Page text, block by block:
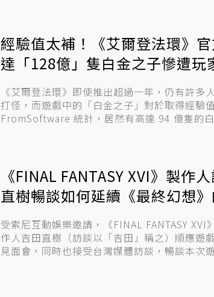
經驗值太補！《艾爾登法環》
達「128億」隻白金之子慘遭玩
《艾爾登法環》即使推出超過一年，仍有許多
打怪，而遊戲中的「白金之子」對於取得經驗
FromSoftware 統計，居然有高達 94 億隻的
《FINAL FANTASY XVI》製作
直樹暢談如何延續《最終幻想》
受索尼互動娛樂邀請，《FINAL FANTASY XVI
作人吉田直樹（訪談以「吉田」稱之）順應遊
見面會，同時也接受台灣媒體訪談，暢談本次